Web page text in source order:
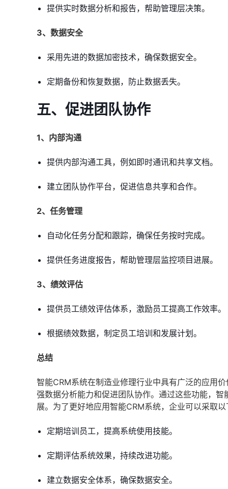
提供实时数据分析和报告，帮助管理层决策。
3、数据安全
采用先进的数据加密技术，确保数据安全。
定期备份和恢复数据，防止数据丢失。
五、促进团队协作
1、内部沟通
提供内部沟通工具，例如即时通讯和共享文档。
建立团队协作平台，促进信息共享和合作。
2、任务管理
自动化任务分配和跟踪，确保任务按时完成。
提供任务进度报告，帮助管理层监控项目进展。
3、绩效评估
提供员工绩效评估体系，激励员工提高工作效率。
根据绩效数据，制定员工培训和发展计划。
总结
智能CRM系统在制造业修理行业中具有广泛的应用
强数据分析能力和促进团队协作。通过这些功能，
展。为了更好地应用智能CRM系统，企业可以采取
定期培训员工，提高系统使用技能。
定期评估系统效果，持续改进功能。
建立数据安全体系，确保数据安全。